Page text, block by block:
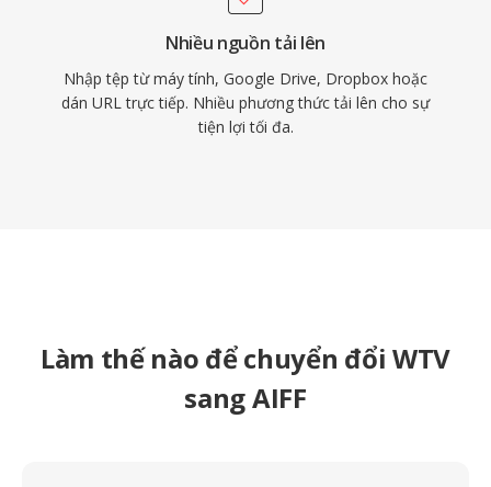
Nhiều nguồn tải lên
Nhập tệp từ máy tính, Google Drive, Dropbox hoặc
dán URL trực tiếp. Nhiều phương thức tải lên cho sự
tiện lợi tối đa.
Làm thế nào để chuyển đổi WTV
sang AIFF